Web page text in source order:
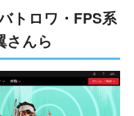
トロワ・FPS系
さんら